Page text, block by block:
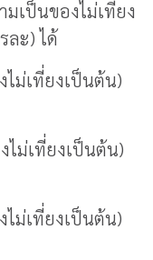
เป็นของไม่เที่ยง
ละ) ได้
ไม่เที่ยงเป็นต้น)
ม่เที่ยงเป็นต้น)
ไม่เที่ยงเป็นต้น)